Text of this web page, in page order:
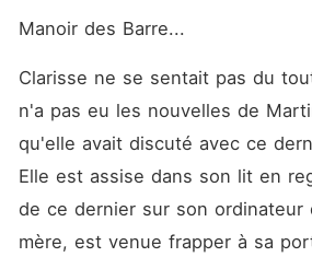
Manoir des Barre...
Clarisse ne se sentait pas du
n'a pas eu les nouvelles de
qu'elle avait discuté avec ce
Elle est assise dans son lit en
de ce dernier sur son ordinateur
mère, est venue frapper à sa